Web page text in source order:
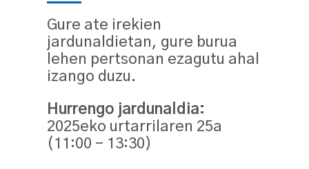
Gure ate irekien
jardunaldietan, gure burua
lehen pertsonan ezagutu ahal
izango duzu.
Hurrengo jardunaldia:
2025eko urtarrilaren 25a
(11:00 – 13:30)